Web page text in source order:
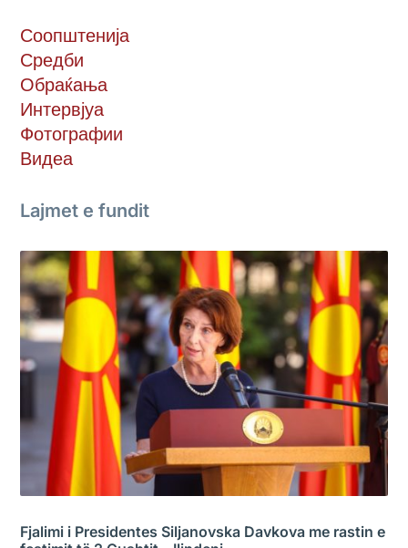
Соопштенија
Средби
Обраќања
Интервјуа
Фотографии
Видеа
Lajmet e fundit
Fjalimi i Presidentes Siljanovska Davkova me rastin e